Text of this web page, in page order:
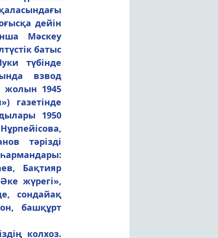
дейін
Мәскеу
батыс
түбінде
взвод
жолын 1945
газетінде
1950
тәрізді
Бақтияр
жүрегі»,
сондайақ
башқұрт